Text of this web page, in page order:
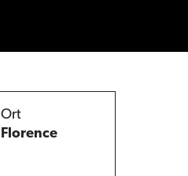
Ort
Florence